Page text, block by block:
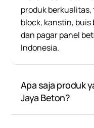
produk
block, kanstin,
dan pagar panel
Indonesia.
Apa saja produk
Jaya Beton?